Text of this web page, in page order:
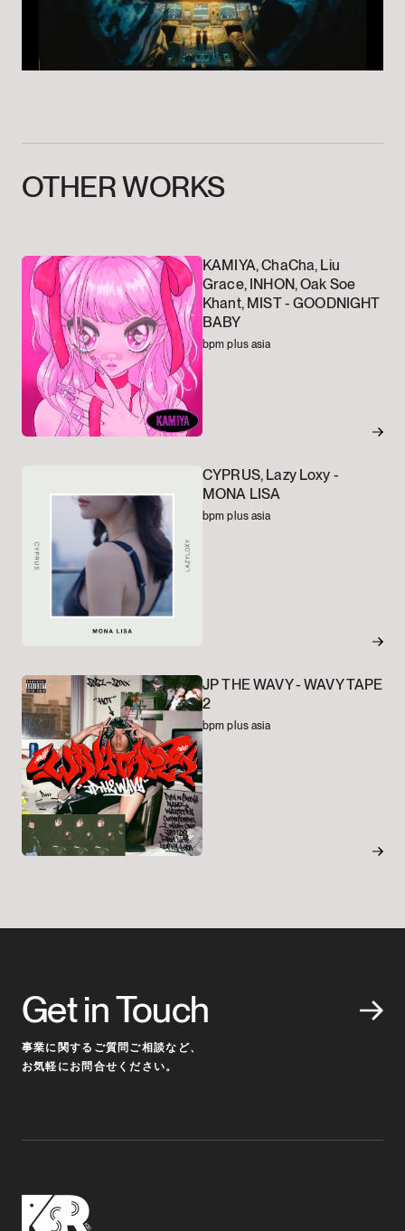
OTHERWORKS
KAMIYA, ChaCha, Liu
Grace, INHON, Oak Soe
Khant, MIST -GOODNIGHT
BABY
bpm plus asia
CYPRUS, Lazy Loxy -
MONA LISA
bpm plus asia
JP THE WAVY -WAVY TAPE
2
bpm plus asia
Get in Touch
事業に関するご質問ご相談など、
お気軽にお問合せください。